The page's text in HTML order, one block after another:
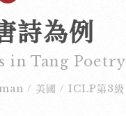
詩為例
in Tang Poetry
/ 美國 / ICLP第3級